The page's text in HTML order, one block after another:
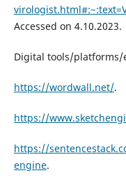
Accessed on 4.10.2023.
Digital tools/platforms/
https://wordwall.net/.
https://
https://
engine.